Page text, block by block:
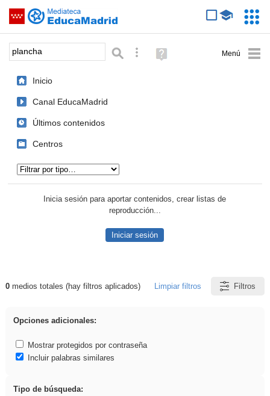
Saltar navegación
Palabra o frase: Búsqueda avanzada
Ayuda
(en
Inicio
Canal EducaMadrid
Últimos contenidos
Centros
Inicia sesión para aportar contenidos, crear listas de
reproducción...
Iniciar sesión
Resultados de: plancha
0medios totales (hay filtros aplicados) Limpiar filtros Filtros
Opciones adicionales:
Mostrar protegidos por contraseña
Incluir palabras similares
Tipo de búsqueda: